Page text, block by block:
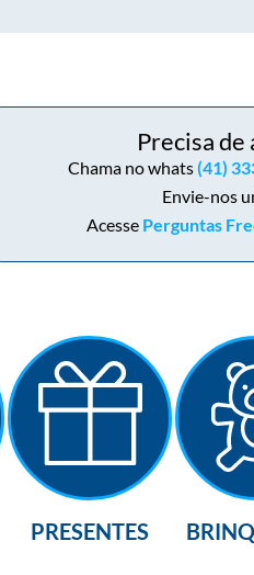
Precisa de
Chama no whats(41)
Envie-nos
Acesse Perguntas
PRESENTES